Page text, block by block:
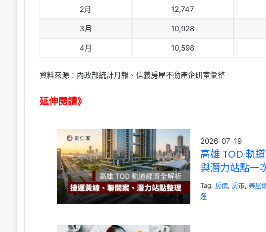
2月 12,747
3月 10,928
4月 10,598
資料來源：內政部統計月報、信義房屋不動產企研室彙整
延伸閱讀》
2026-07-19
高雄 TOD 軌
與潛力站點一
Tag: 房價, 房市, 樂屋
運